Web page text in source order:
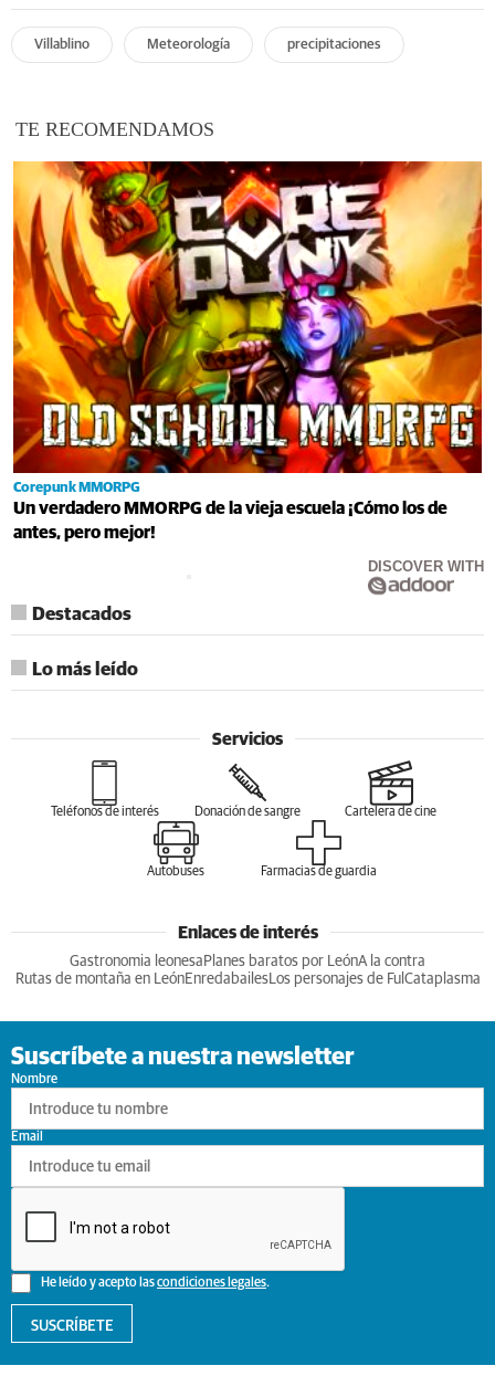
Villablino Meteorología precipitaciones
TE RECOMENDAMOS
Corepunk MMORPG
Un verdadero MMORPG de la vieja escuela ¡Cómo los de
antes, pero mejor!
DISCOVER WITH
Destacados
Lo más leído
Servicios
Teléfonos de interés Donación de sangre Cartelera de cine
Autobuses Farmacias de guardia
Enlaces de interés
Gastronomia leonesa Planes baratos por LeónA la contra
Rutas de montaña en LeónEnredabailesLos personajes de Ful Cataplasma
Suscríbete a nuestra newsletter
Nombre
He leído y acepto lascondiciones legales.
Email
SUSCRÍBETE